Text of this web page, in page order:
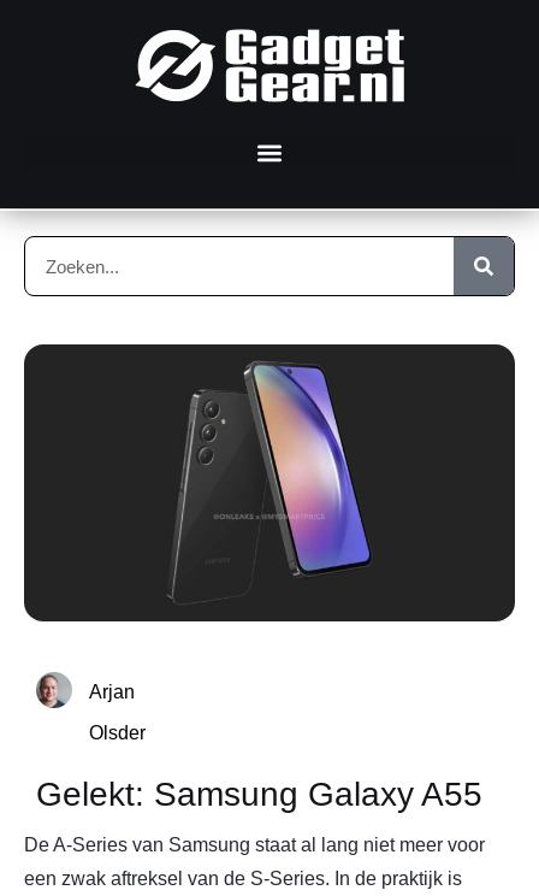
Arjan
Olsder
Gelekt: Samsung Galaxy A55
De A-Series van Samsung staat al lang niet meer voor
een zwak aftreksel van de S-Series. In de praktijk is